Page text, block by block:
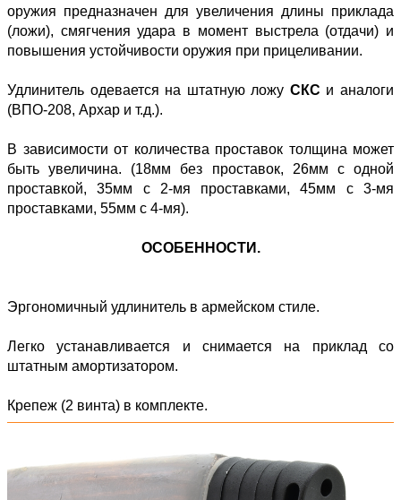
оружия предназначен для увеличения длины приклада
(ложи), смягчения удара в момент выстрела (отдачи) и
повышения устойчивости оружия при прицеливании.
Удлинитель одевается на штатную ложу СКС и аналоги
(ВПО-208, Архар и т.д.).
В зависимости от количества проставок толщина может
быть увеличина. (18мм без проставок, 26мм с одной
проставкой, 35мм с 2-мя проставками, 45мм с 3-мя
проставками, 55мм с 4-мя).
ОСОБЕННОСТИ.
Эргономичный удлинитель в армейском стиле.
Легко устанавливается и снимается на приклад со
штатным амортизатором.
Крепеж (2 винта) в комплекте.